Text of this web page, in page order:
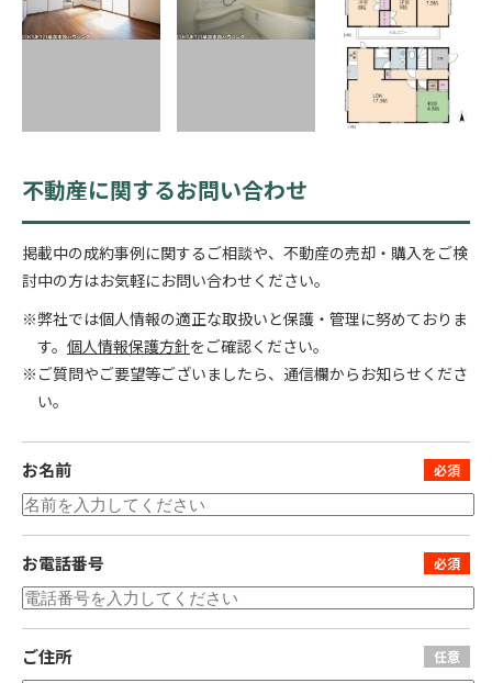
不動産に関するお問い合わせ
掲載中の成約事例に関するご相談や、不動産の売却・購入をご検
討中の方はお気軽にお問い合わせください。
※弊社では個人情報の適正な取扱いと保護・管理に努めておりま
す。 個人情報保護方針をご確認ください。
※ご質問やご要望等ございましたら、通信欄からお知らせくださ
い。
お名前
お電話番号
ご住所